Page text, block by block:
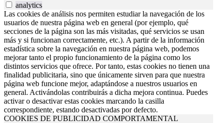
analytics
Las cookies de análisis nos permiten estudiar la navegación de los
usuarios de nuestra página web en general (por ejemplo, qué
secciones de la página son las más visitadas, qué servicios se usan
más y si funcionan correctamente, etc.). A partir de la información
estadística sobre la navegación en nuestra página web, podemos
mejorar tanto el propio funcionamiento de la página como los
distintos servicios que ofrece. Por tanto, estas cookies no tienen una
finalidad publicitaria, sino que únicamente sirven para que nuestra
página web funcione mejor, adaptándose a nuestros usuarios en
general. Activándolas contribuirás a dicha mejora continua. Puedes
activar o desactivar estas cookies marcando la casilla
correspondiente, estando desactivadas por defecto.
COOKIES DE PUBLICIDAD COMPORTAMENTAL